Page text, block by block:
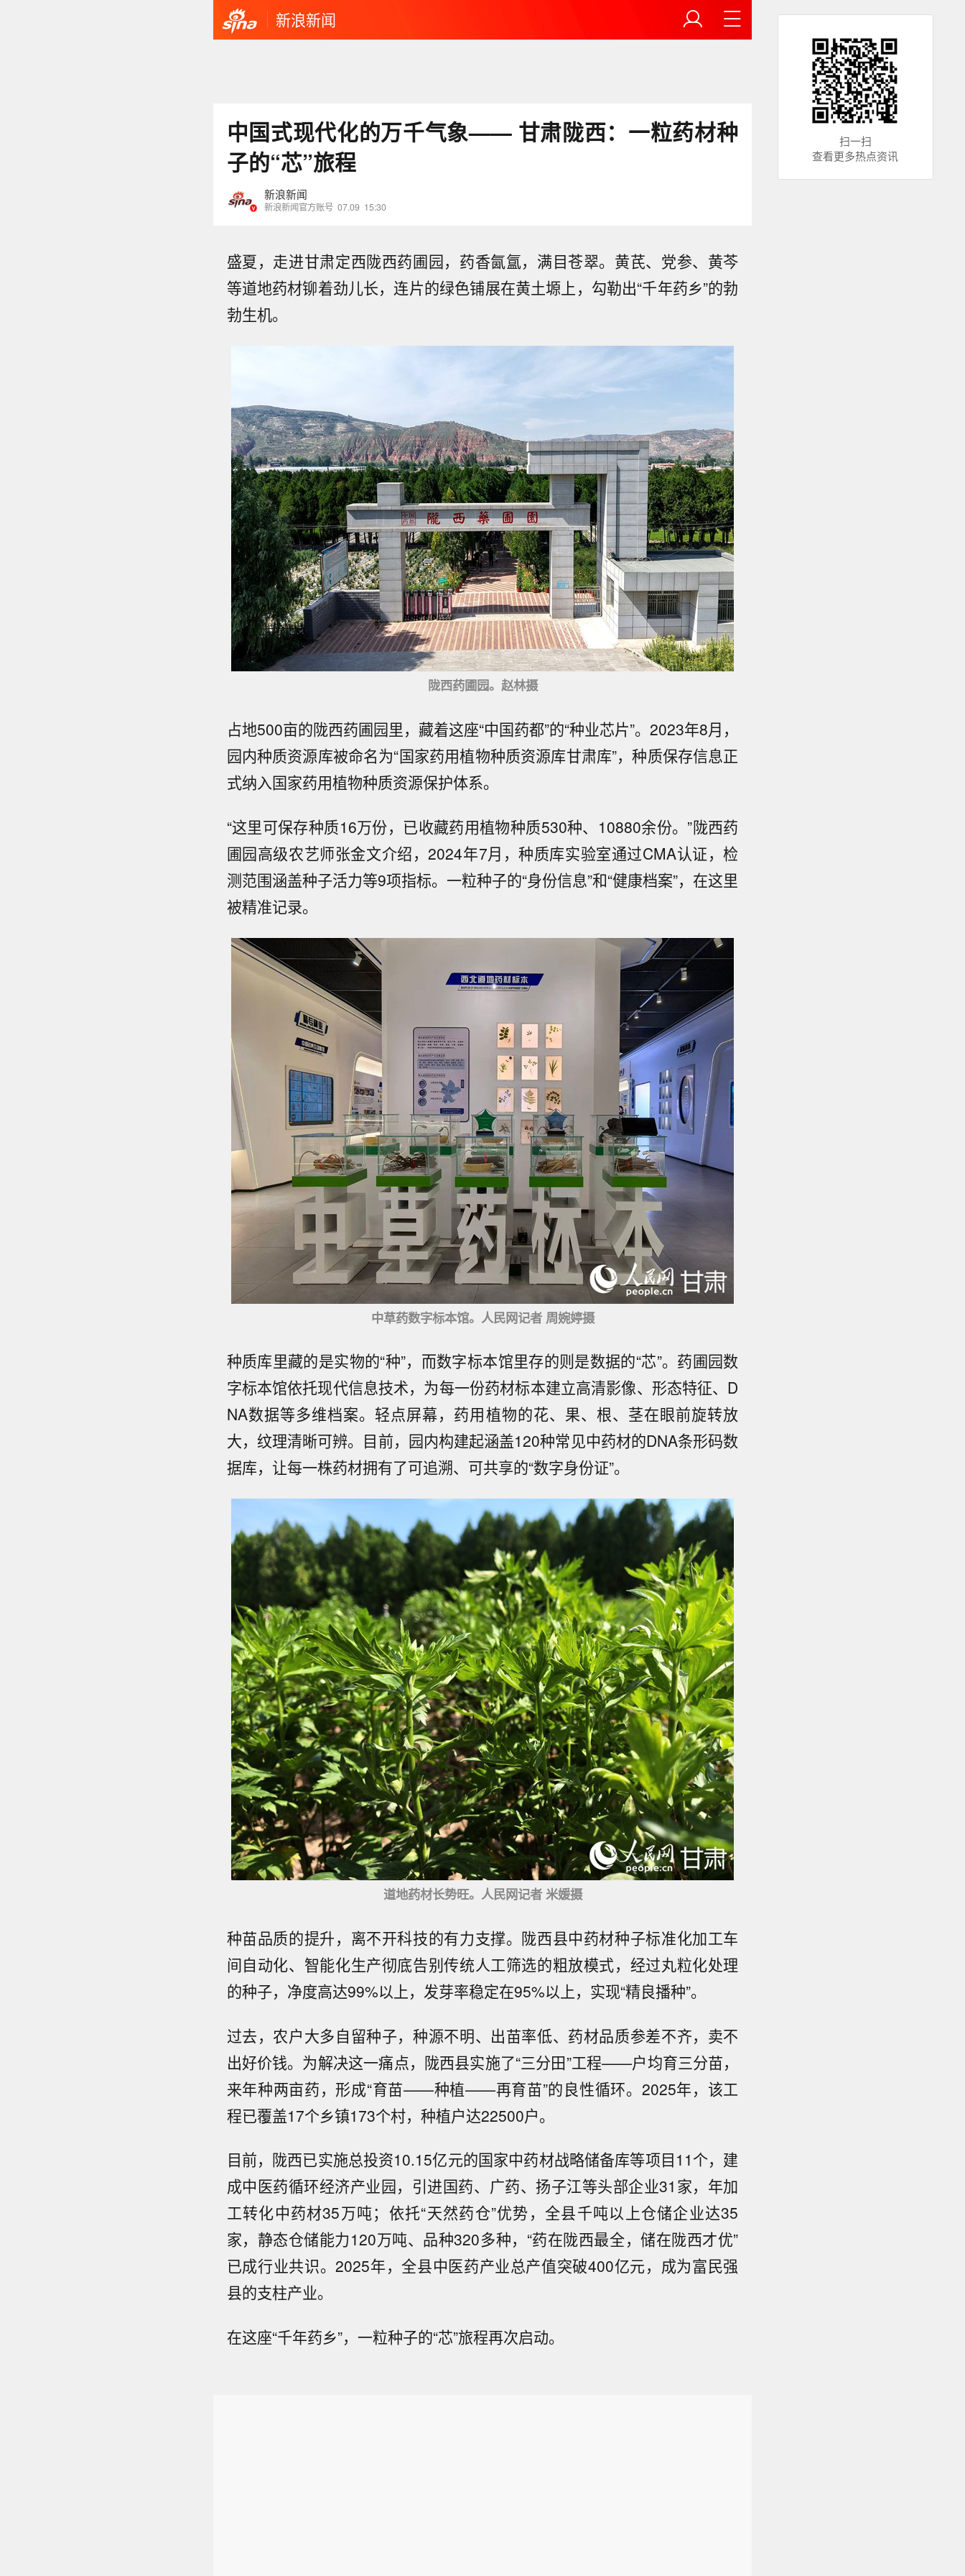
新浪新闻
中国式现代化的万千气象—— 甘肃陇西：一粒药材种
子的“芯”旅程
新浪新闻
新浪新闻官方账号 07.09 15:30
盛夏，走进甘肃定西陇西药圃园，药香氤氲，满目苍翠。黄芪、党参、黄芩
等道地药材铆着劲儿长，连片的绿色铺展在黄土塬上，勾勒出“千年药乡”的勃
勃生机。
陇西药圃园。赵林摄
占地500亩的陇西药圃园里，藏着这座“中国药都”的“种业芯片”。2023年8月，
园内种质资源库被命名为“国家药用植物种质资源库甘肃库”，种质保存信息正
式纳入国家药用植物种质资源保护体系。
“这里可保存种质16万份，已收藏药用植物种质530种、10880余份。”陇西药
圃园高级农艺师张金文介绍，2024年7月，种质库实验室通过CMA认证，检
测范围涵盖种子活力等9项指标。一粒种子的“身份信息”和“健康档案”，在这里
被精准记录。
中草药数字标本馆。人民网记者 周婉婷摄
种质库里藏的是实物的“种”，而数字标本馆里存的则是数据的“芯”。药圃园数
字标本馆依托现代信息技术，为每一份药材标本建立高清影像、形态特征、D
NA数据等多维档案。轻点屏幕，药用植物的花、果、根、茎在眼前旋转放
大，纹理清晰可辨。目前，园内构建起涵盖120种常见中药材的DNA条形码数
据库，让每一株药材拥有了可追溯、可共享的“数字身份证”。
道地药材长势旺。人民网记者 米媛摄
种苗品质的提升，离不开科技的有力支撑。陇西县中药材种子标准化加工车
间自动化、智能化生产彻底告别传统人工筛选的粗放模式，经过丸粒化处理
的种子，净度高达99%以上，发芽率稳定在95%以上，实现“精良播种”。
过去，农户大多自留种子，种源不明、出苗率低、药材品质参差不齐，卖不
出好价钱。为解决这一痛点，陇西县实施了“三分田”工程——户均育三分苗，
来年种两亩药，形成“育苗——种植——再育苗”的良性循环。2025年，该工
程已覆盖17个乡镇173个村，种植户达22500户。
目前，陇西已实施总投资10.15亿元的国家中药材战略储备库等项目11个，建
成中医药循环经济产业园，引进国药、广药、扬子江等头部企业31家，年加
工转化中药材35万吨；依托“天然药仓”优势，全县千吨以上仓储企业达35
家，静态仓储能力120万吨、品种320多种，“药在陇西最全，储在陇西才优”
已成行业共识。2025年，全县中医药产业总产值突破400亿元，成为富民强
县的支柱产业。
在这座“千年药乡”，一粒种子的“芯”旅程再次启动。
扫一扫
查看更多热点资讯